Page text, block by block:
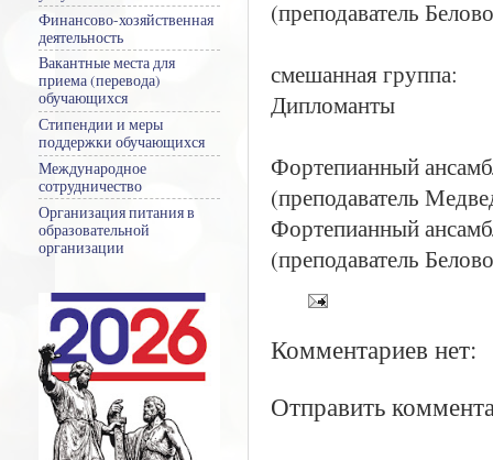
(преподаватель
смешанная группа:
Дипломанты
Фортепианный
(преподаватель
Фортепианный
(преподаватель
Комментариев нет:
Отправить
Финансово-хозяйственная
деятельность
Вакантные места для
приема (перевода)
обучающихся
Стипендии и меры
поддержки обучающихся
Международное
сотрудничество
Организация питания в
образовательной
организации